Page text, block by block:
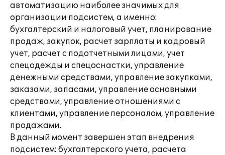
автоматизацию наиболее значимых для
организации подсистем, а именно:
бухгалтерский и налоговый учет, планирование
продаж, закупок, расчет зарплаты и кадровый
учет, расчет с подотчетными лицами, учет
спецодежды и спецоснастки, управление
денежными средствами, управление закупками,
заказами, запасами, управление основными
средствами, управление отношениями с
клиентами, управление персоналом, управление
продажами.
В данный момент завершен этап внедрения
подсистем: бухгалтерского учета, расчета